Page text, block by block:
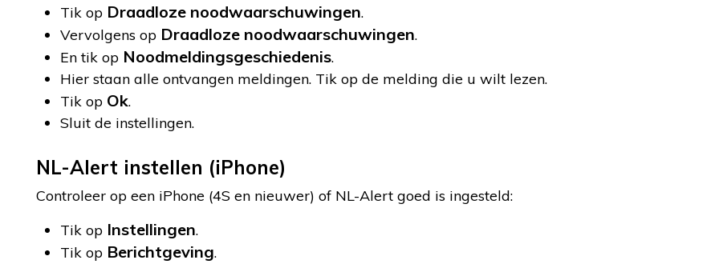
Tik op Draadloze noodwaarschuwingen.
Vervolgens op Draadloze noodwaarschuwingen.
En tik op Noodmeldingsgeschiedenis.
Hier staan alle ontvangen meldingen. Tik op de melding die u wilt lezen.
Tik op Ok.
Sluit de instellingen.
NL-Alert instellen (iPhone)
Controleer op een iPhone (4S en nieuwer) of NL-Alert goed is ingesteld:
Tik op Instellingen.
Tik op Berichtgeving.